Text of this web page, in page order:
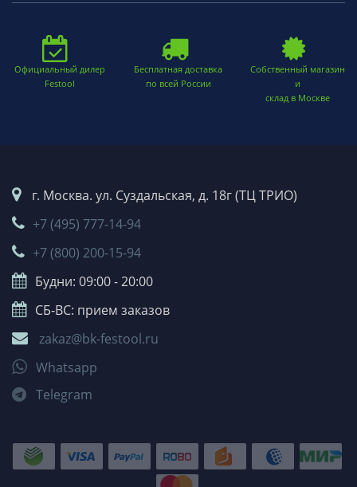
Официальный дилер
Festool
Бесплатная доставка
по всей России
Собственный магазин
и
склад в Москве
г. Москва. ул. Суздальская, д. 18г (ТЦ ТРИО)
+7 (495) 777-14-94
+7 (800) 200-15-94
Будни: 09:00 - 20:00
СБ-ВС: прием заказов
zakaz@bk-festool.ru
Whatsapp
Telegram